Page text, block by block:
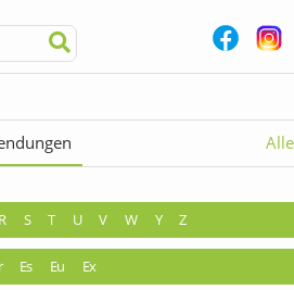
R S T U V W Y Z
Es Eu Ex